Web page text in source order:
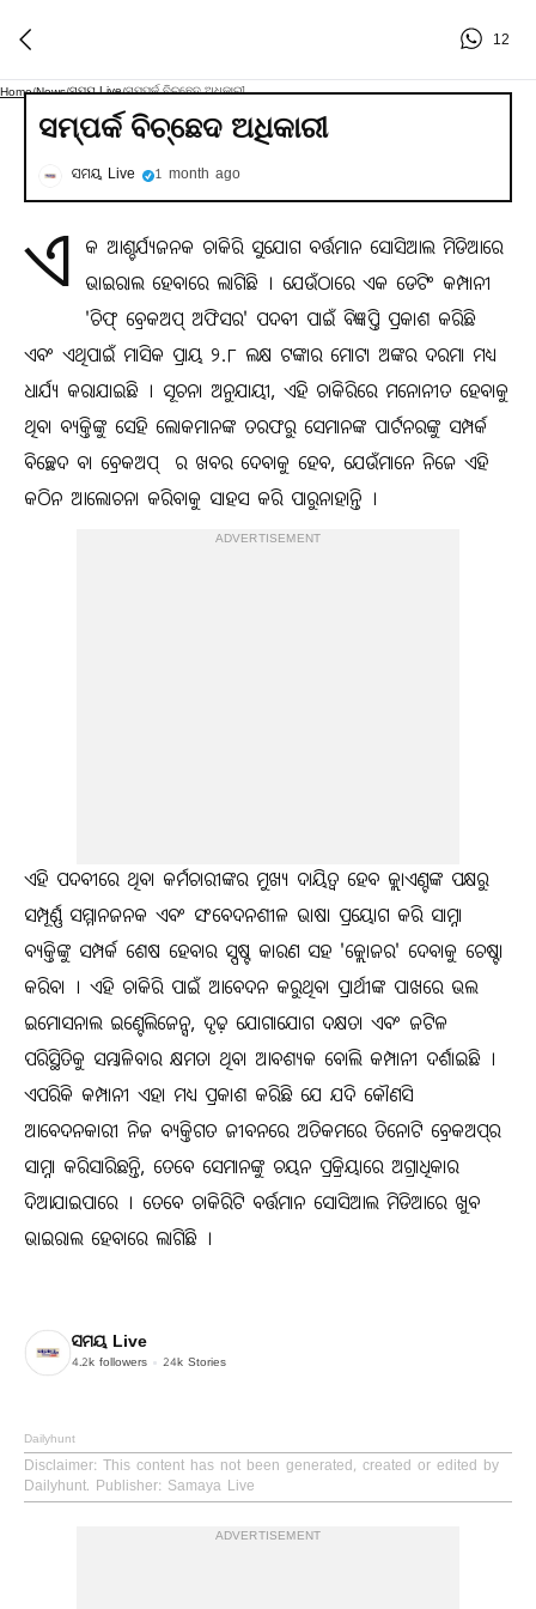
12
Home/News/ସମୟ Live/ସମ୍ପର୍କ ବିଚ୍ଛେଦ ଅଧିକାରୀ
ସମ୍ପର୍କ ବିଚ୍ଛେଦ ଅଧିକାରୀ
ସମୟ Live 1 month ago
ଏ
କ ଆଶ୍ଚର୍ଯ୍ୟଜନକ ଚାକିରି ସୁଯୋଗ ବର୍ତ୍ତମାନ ସୋସିଆଲ ମିଡିଆରେ
ଭାଇରାଲ ହେବାରେ ଲାଗିଛି । ଯେଉଁଠାରେ ଏକ ଡେଟିଂ କମ୍ପାନୀ
'ଚିଫ୍ ବ୍ରେକଅପ୍ ଅଫିସର' ପଦବୀ ପାଇଁ ବିଜ୍ଞପ୍ତି ପ୍ରକାଶ କରିଛି
ଏବଂ ଏଥିପାଇଁ ମାସିକ ପ୍ରାୟ ୨.୮ ଲକ୍ଷ ଟଙ୍କାର ମୋଟା ଅଙ୍କର ଦରମା ମଧ୍ୟ
ଧାର୍ଯ୍ୟ କରାଯାଇଛି । ସୂଚନା ଅନୁଯାୟୀ, ଏହି ଚାକିରିରେ ମନୋନୀତ ହେବାକୁ
ଥିବା ବ୍ୟକ୍ତିଙ୍କୁ ସେହି ଲୋକମାନଙ୍କ ତରଫରୁ ସେମାନଙ୍କ ପାର୍ଟନରଙ୍କୁ ସମ୍ପର୍କ
ବିଚ୍ଛେଦ ବା ବ୍ରେକଅପ୍ ‌ ର ଖବର ଦେବାକୁ ହେବ, ଯେଉଁମାନେ ନିଜେ ଏହି
କଠିନ ଆଲୋଚନା କରିବାକୁ ସାହସ କରି ପାରୁନାହାନ୍ତି ।
ADVERTISEMENT
ଏହି ପଦବୀରେ ଥିବା କର୍ମଚାରୀଙ୍କର ମୁଖ୍ୟ ଦାୟିତ୍ୱ ହେବ କ୍ଲାଏଣ୍ଟଙ୍କ ପକ୍ଷରୁ
ସମ୍ପୂର୍ଣ୍ଣ ସମ୍ମାନଜନକ ଏବଂ ସଂବେଦନଶୀଳ ଭାଷା ପ୍ରୟୋଗ କରି ସାମ୍ନା
ବ୍ୟକ୍ତିଙ୍କୁ ସମ୍ପର୍କ ଶେଷ ହେବାର ସ୍ପଷ୍ଟ କାରଣ ସହ 'କ୍ଲୋଜର' ଦେବାକୁ ଚେଷ୍ଟା
କରିବା । ଏହି ଚାକିରି ପାଇଁ ଆବେଦନ କରୁଥିବା ପ୍ରାର୍ଥୀଙ୍କ ପାଖରେ ଭଲ
ଇମୋସନାଲ ଇଣ୍ଟେଲିଜେନ୍ସ, ଦୃଢ଼ ଯୋଗାଯୋଗ ଦକ୍ଷତା ଏବଂ ଜଟିଳ
ପରିସ୍ଥିତିକୁ ସମ୍ଭାଳିବାର କ୍ଷମତା ଥିବା ଆବଶ୍ୟକ ବୋଲି କମ୍ପାନୀ ଦର୍ଶାଇଛି ।
ଏପରିକି କମ୍ପାନୀ ଏହା ମଧ୍ୟ ପ୍ରକାଶ କରିଛି ଯେ ଯଦି କୌଣସି
ଆବେଦନକାରୀ ନିଜ ବ୍ୟକ୍ତିଗତ ଜୀବନରେ ଅତିକମରେ ତିନୋଟି ବ୍ରେକଅପ୍‌ର
ସାମ୍ନା କରିସାରିଛନ୍ତି, ତେବେ ସେମାନଙ୍କୁ ଚୟନ ପ୍ରକ୍ରିୟାରେ ଅଗ୍ରାଧିକାର
ଦିଆଯାଇପାରେ । ତେବେ ଚାକିରିଟି ବର୍ତ୍ତମାନ ସୋସିଆଲ ମିଡିଆରେ ଖୁବ
ଭାଇରାଲ ହେବାରେ ଲାଗିଛି ।
ସମୟ Live
4.2k followers 24k Stories
Dailyhunt
Disclaimer: This content has not been generated, created or edited by
Dailyhunt. Publisher: Samaya Live
ADVERTISEMENT